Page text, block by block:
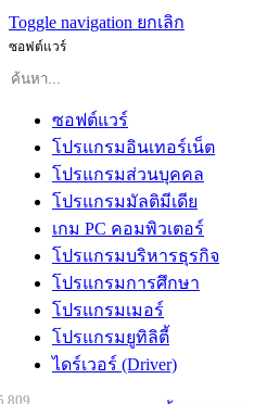
Toggle navigation ยกเลิก
ซอฟต์แวร์
ซอฟต์แวร์
โปรแกรมอินเทอร์เน็ต
โปรแกรมส่วนบุคคล
โปรแกรมมัลติมีเดีย
เกม PC คอมพิวเตอร์
โปรแกรมบริหารธุรกิจ
โปรแกรมการศึกษา
โปรแกรมเมอร์
โปรแกรมยูทิลิตี้
ไดร์เวอร์ (Driver)